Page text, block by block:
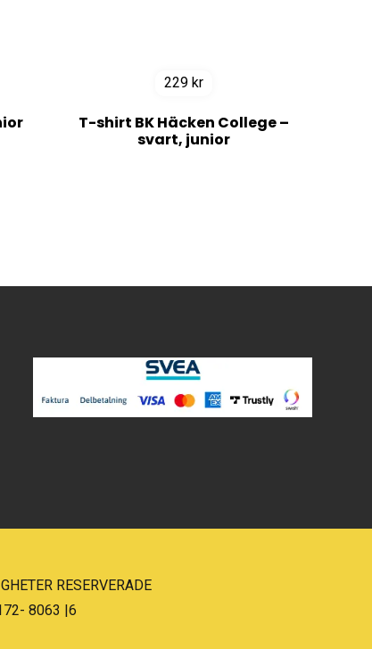
229 kr
T-shirt BK Häcken College –
svart, junior
RESERVERADE
8063 |6